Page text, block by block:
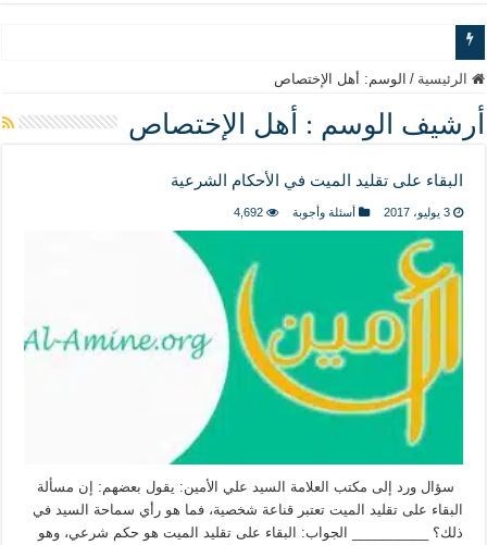
www.alamine.net
مواقف وآراء العلاّمة السيد علي الأمين من الأحداث والقضايا - اضغط للاطلاع
إذا كان التسنن هو الإيمان بسنة رسول الله ( صلى الله عليه وآله) فكلّ
علاقات المذاهب والأديان لا يجوز أن تكون على حساب الأوطان
لن تحمينا مذاهبنا ولا طوائفنا ولا أحزابنا ولا جماعاتنا، بل الإنصهار الوطني والدولة
المذاهب ليست قدرًا لا يمكن تجاوزه
ليست المنفعة تأتي من إسلامية النّظام كما لا تأتي المضرة من مسيحية النظام
المتهاون بوطنه متهاون بدينه حتماً
نسج العلاقة مع الآخر تكون من خلال منظومة القيم و المبادئ الانسانية التي تجعل
الرئيسية / الوسم: أهل الإختصاص
أرشيف الوسم : أهل الإختصاص
البقاء على تقليد الميت في الأحكام الشرعية
3 يوليو، 2017 أسئلة وأجوبة 4,692
سؤال ورد إلى مكتب العلامة السيد علي الأمين: يقول بعضهم: إن مسألة
البقاء على تقليد الميت تعتبر قناعة شخصية، فما هو رأي سماحة السيد في
ذلك؟ __________ الجواب: البقاء على تقليد الميت هو حكم شرعي، وهو